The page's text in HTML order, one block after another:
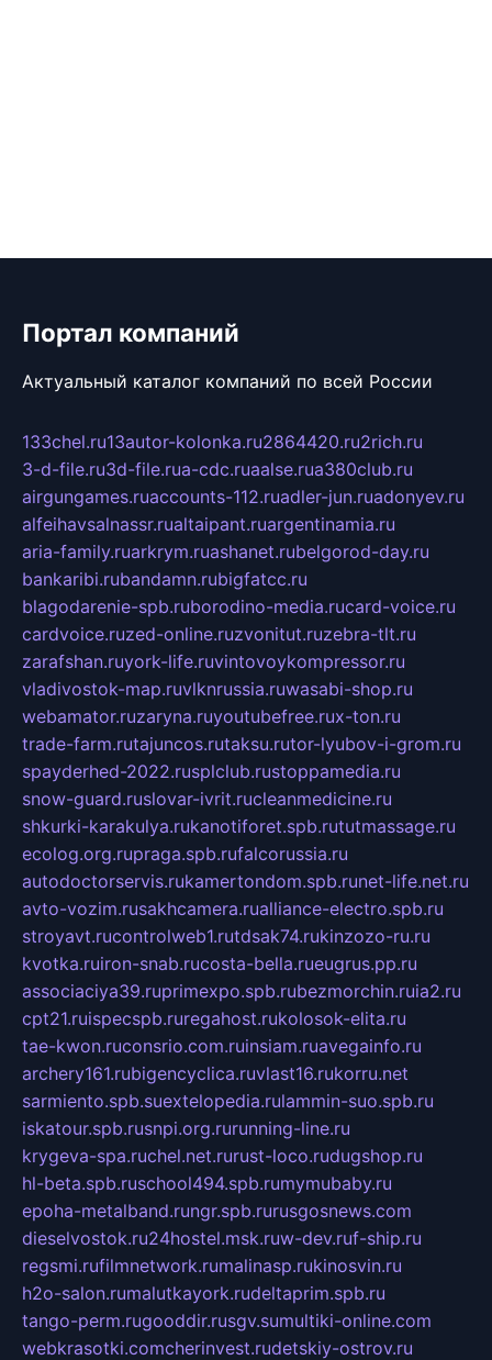
Портал компаний
Актуальный каталог компаний по всей России
133chel.ru13autor-kolonka.ru2864420.ru2rich.ru
3-d-file.ru3d-file.rua-cdc.ruaalse.rua380club.ru
airgungames.ruaccounts-112.ruadler-jun.ruadonyev.ru
alfeihavsalnassr.rualtaipant.ruargentinamia.ru
aria-family.ruarkrym.ruashanet.rubelgorod-day.ru
bankaribi.rubandamn.rubigfatcc.ru
blagodarenie-spb.ruborodino-media.rucard-voice.ru
cardvoice.ruzed-online.ruzvonitut.ruzebra-tlt.ru
zarafshan.ruyork-life.ruvintovoykompressor.ru
vladivostok-map.ruvlknrussia.ruwasabi-shop.ru
webamator.ruzaryna.ruyoutubefree.rux-ton.ru
trade-farm.rutajuncos.rutaksu.rutor-lyubov-i-grom.ru
spayderhed-2022.rusplclub.rustoppamedia.ru
snow-guard.ruslovar-ivrit.rucleanmedicine.ru
shkurki-karakulya.rukanotiforet.spb.rututmassage.ru
ecolog.org.rupraga.spb.rufalcorussia.ru
autodoctorservis.rukamertondom.spb.runet-life.net.ru
avto-vozim.rusakhcamera.rualliance-electro.spb.ru
stroyavt.rucontrolweb1.rutdsak74.rukinzozo-ru.ru
kvotka.ruiron-snab.rucosta-bella.rueugrus.pp.ru
associaciya39.ruprimexpo.spb.rubezmorchin.ruia2.ru
cpt21.ruispecspb.ruregahost.rukolosok-elita.ru
tae-kwon.ruconsrio.com.ruinsiam.ruavegainfo.ru
archery161.rubigencyclica.ruvlast16.rukorru.net
sarmiento.spb.suextelopedia.rulammin-suo.spb.ru
iskatour.spb.rusnpi.org.rurunning-line.ru
krygeva-spa.ruchel.net.rurust-loco.rudugshop.ru
hl-beta.spb.ruschool494.spb.rumymubaby.ru
epoha-metalband.rungr.spb.rurusgosnews.com
dieselvostok.ru24hostel.msk.ruw-dev.ruf-ship.ru
regsmi.rufilmnetwork.rumalinasp.rukinosvin.ru
h2o-salon.rumalutkayork.rudeltaprim.spb.ru
tango-perm.rugooddir.rusgv.sumultiki-online.com
webkrasotki.comcherinvest.rudetskiy-ostrov.ru